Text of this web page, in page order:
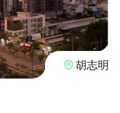
胡志明